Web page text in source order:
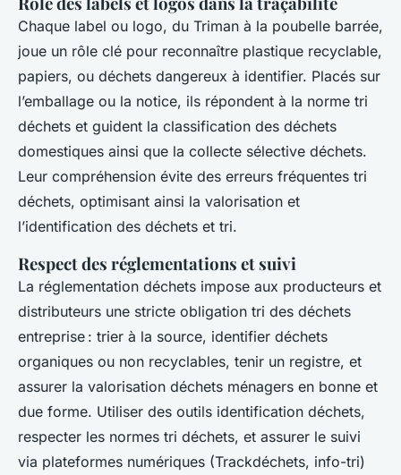
Chaque label ou logo, du Triman à la poubelle barrée,
joue un rôle clé pour reconnaître plastique recyclable,
papiers, ou déchets dangereux à identifier. Placés sur
l’emballage ou la notice, ils répondent à la norme tri
déchets et guident la classification des déchets
domestiques ainsi que la collecte sélective déchets.
Leur compréhension évite des erreurs fréquentes tri
déchets, optimisant ainsi la valorisation et
l’identification des déchets et tri.
Respect des réglementations et suivi
La réglementation déchets impose aux producteurs et
distributeurs une stricte obligation tri des déchets
entreprise : trier à la source, identifier déchets
organiques ou non recyclables, tenir un registre, et
assurer la valorisation déchets ménagers en bonne et
due forme. Utiliser des outils identification déchets,
respecter les normes tri déchets, et assurer le suivi
via plateformes numériques (Trackdéchets, info-tri)